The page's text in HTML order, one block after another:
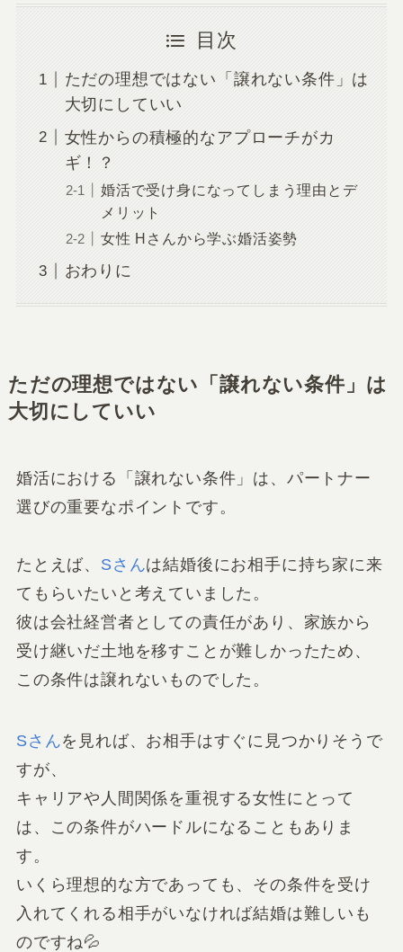
目次
ただの理想ではない「譲れない条件」は
大切にしていい
女性からの積極的なアプローチがカ
ギ！？
婚活で受け身になってしまう理由とデ
メリット
女性 Hさんから学ぶ婚活姿勢
おわりに
ただの理想ではない「譲れない条件」は
大切に していい
婚活における「譲れない条件」は、パートナー
選びの重要なポイントです。
たとえば、 Sさんは結婚後にお相手に持ち家に来
てもらいたいと考えていました。
彼は会社経営者としての責任があり、家族から
受け継いだ土地を移すことが難しかったため、
この条件は譲れないものでした。
Sさんを見れば、お相手はすぐに見つかりそうで
すが、
キャリアや人間関係を重視する女性にとって
は、この条件がハードルになることもありま
す。
いくら理想的な方であっても、その条件を受け
入れてくれる相手がいなければ結婚は難しいも
のですね💦